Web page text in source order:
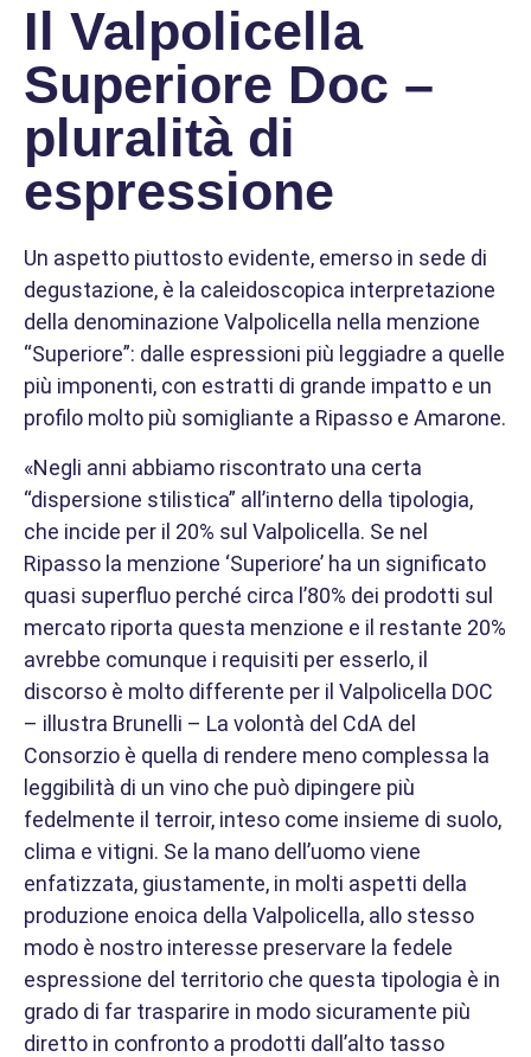
Il Valpolicella
Superiore Doc –
pluralità di
espressione
Un aspetto piuttosto evidente, emerso in sede di
degustazione, è la caleidoscopica interpretazione
della denominazione Valpolicella nella menzione
“Superiore”: dalle espressioni più leggiadre a quelle
più imponenti, con estratti di grande impatto e un
profilo molto più somigliante a Ripasso e Amarone.
«Negli anni abbiamo riscontrato una certa
“dispersione stilistica” all’interno della tipologia,
che incide per il 20% sul Valpolicella. Se nel
Ripasso la menzione ‘Superiore’ ha un significato
quasi superfluo perché circa l’80% dei prodotti sul
mercato riporta questa menzione e il restante 20%
avrebbe comunque i requisiti per esserlo, il
discorso è molto differente per il Valpolicella DOC
– illustra Brunelli – La volontà del CdA del
Consorzio è quella di rendere meno complessa la
leggibilità di un vino che può dipingere più
fedelmente il terroir, inteso come insieme di suolo,
clima e vitigni. Se la mano dell’uomo viene
enfatizzata, giustamente, in molti aspetti della
produzione enoica della Valpolicella, allo stesso
modo è nostro interesse preservare la fedele
espressione del territorio che questa tipologia è in
grado di far trasparire in modo sicuramente più
diretto in confronto a prodotti dall’alto tasso